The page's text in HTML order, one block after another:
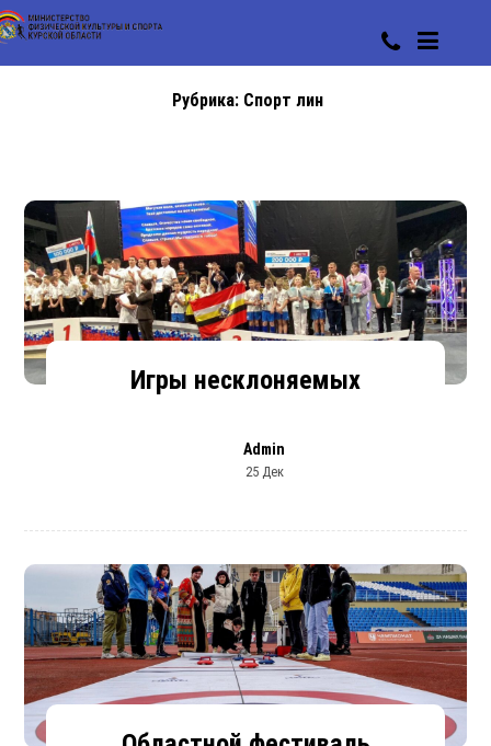
Рубрика: Спорт лин
Игры несклоняемых
Admin
25 Дек